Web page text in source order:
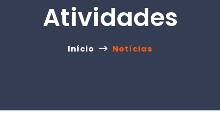
Atividades
Início Notícias